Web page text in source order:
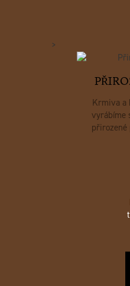
>
Krmiva a
vyrábíme
přirozené